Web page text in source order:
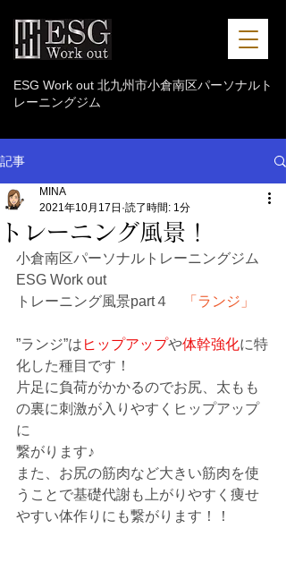
ESG Work out 北九州市小倉南区パーソナルト
レーニングジム
記事
トレーニング風景！
MINA
2021年10月17日 読了時間: 1分
小倉南区パーソナルトレーニングジム
ESG Work out
トレーニング風景part４
「ランジ」
”ランジ”は ヒップアップや体幹強化に特
化した種目です！
片足に負荷がかかるのでお尻、太もも
の裏に刺激が入りやすくヒップアップ
に
繋がります♪
また、お尻の筋肉など大きい筋肉を使
うことで基礎代謝も上がりやすく痩せ
やすい体作りにも繋がります！！